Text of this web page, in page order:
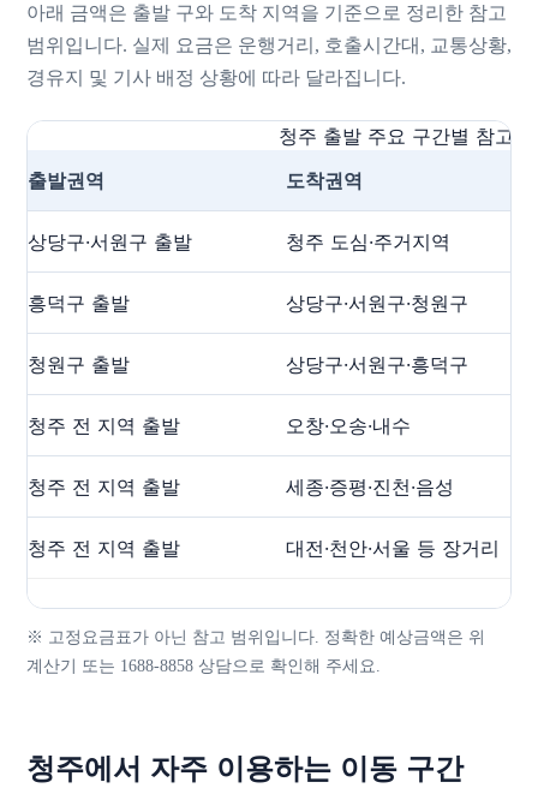
아래 금액은 출발 구와 도착 지역을 기준으로 정리한 참고
범위입니다. 실제 요금은 운행거리, 호출시간대, 교통상황,
경유지 및 기사 배정 상황에 따라 달라집니다.
청주 출발 주요 구간별 참고
출발권역
도착권역
상당구·서원구 출발 청주 도심·주거지역
흥덕구 출발 상당구·서원구·청원구
청원구 출발 상당구·서원구·흥덕구
청주 전 지역 출발 오창·오송·내수
청주 전 지역 출발 세종·증평·진천·음성
청주 전 지역 출발 대전·천안·서울 등 장거리
※ 고정요금표가 아닌 참고 범위입니다. 정확한 예상금액은 위
계산기 또는 1688-8858 상담으로 확인해 주세요.
청주에서 자주 이용하는 이동 구간